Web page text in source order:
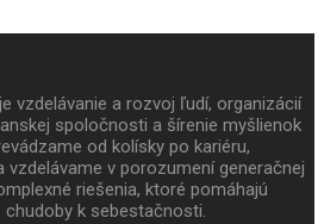
vzdelávanie a rozvoj ľudí, organizácií
spoločnosti a šírenie myšlienok
od kolísky po kariéru,
v porozumení generačnej
riešenia, ktoré pomáhajú
k sebestačnosti.